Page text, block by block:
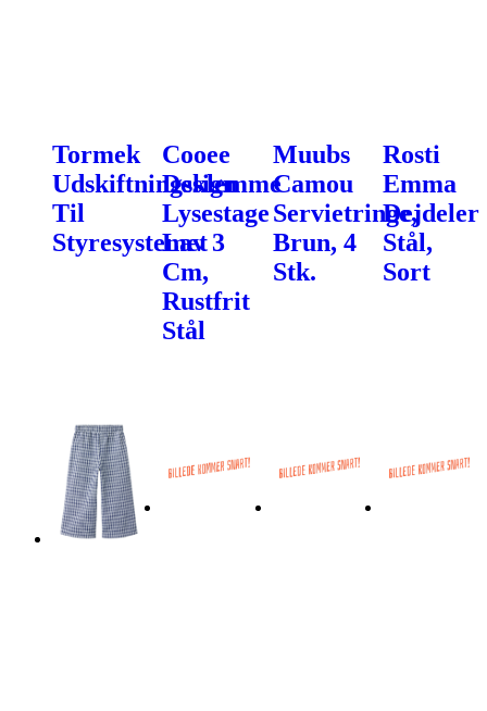
Tormek
Udskiftningsklemme
Til
Styresystemet
Cooee
Design
Lysestage
Lav 3
Cm,
Rustfrit
Stål
Muubs
Camou
Servietringe,
Brun, 4
Stk.
Rosti
Emma
Dejdeler
Stål,
Sort